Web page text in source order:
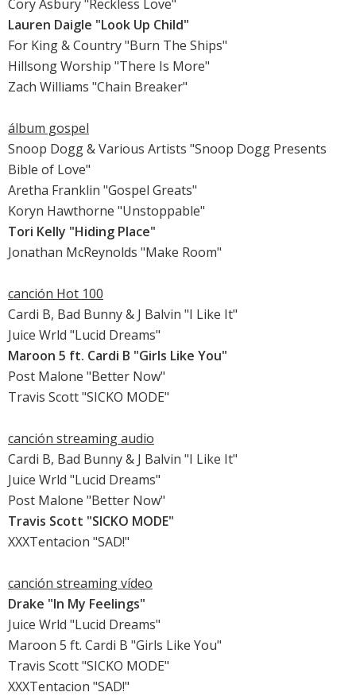
Cory Asbury "Reckless Love"
Lauren Daigle "Look Up Child"
For King & Country "Burn The Ships"
Hillsong Worship "There Is More"
Zach Williams "Chain Breaker"
álbum gospel
Snoop Dogg & Various Artists "Snoop Dogg Presents
Bible of Love"
Aretha Franklin "Gospel Greats"
Koryn Hawthorne "Unstoppable"
Tori Kelly "Hiding Place"
Jonathan McReynolds "Make Room"
canción Hot 100
Cardi B, Bad Bunny & J Balvin "I Like It"
Juice Wrld "Lucid Dreams"
Maroon 5 ft. Cardi B "Girls Like You"
Post Malone "Better Now"
Travis Scott "SICKO MODE"
canción streaming audio
Cardi B, Bad Bunny & J Balvin "I Like It"
Juice Wrld "Lucid Dreams"
Post Malone "Better Now"
Travis Scott "SICKO MODE"
XXXTentacion "SAD!"
canción streaming vídeo
Drake "In My Feelings"
Juice Wrld "Lucid Dreams"
Maroon 5 ft. Cardi B "Girls Like You"
Travis Scott "SICKO MODE"
XXXTentacion "SAD!"